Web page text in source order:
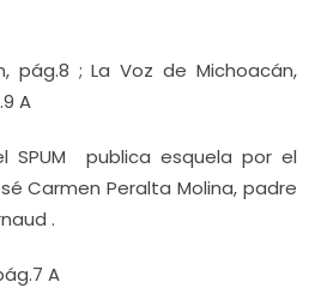
pág.8 ; La Voz de Michoacán,
A
SPUM publica esquela por el
Carmen Peralta Molina, padre
.
A